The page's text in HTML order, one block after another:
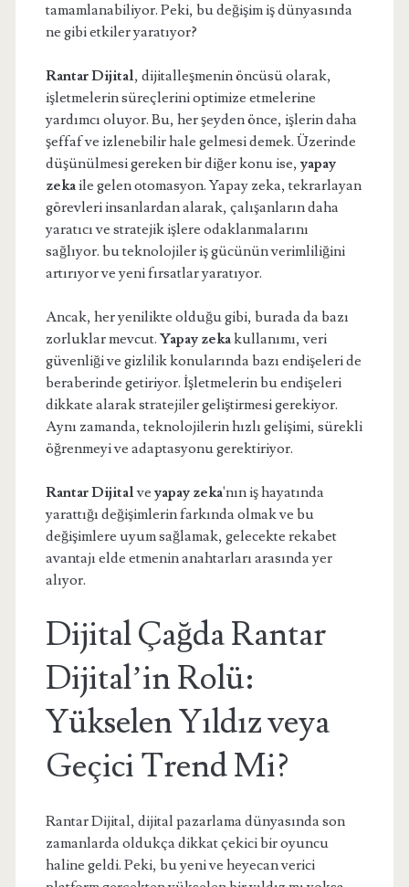
tamamlanabiliyor. Peki, bu değişim iş dünyasında
ne gibi etkiler yaratıyor?
Rantar Dijital, dijitalleşmenin öncüsü olarak,
işletmelerin süreçlerini optimize etmelerine
yardımcı oluyor. Bu, her şeyden önce, işlerin daha
şeffaf ve izlenebilir hale gelmesi demek. Üzerinde
düşünülmesi gereken bir diğer konu ise, yapay
zekaile gelen otomasyon. Yapay zeka, tekrarlayan
görevleri insanlardan alarak, çalışanların daha
yaratıcı ve stratejik işlere odaklanmalarını
sağlıyor. bu teknolojiler iş gücünün verimliliğini
artırıyor ve yeni fırsatlar yaratıyor.
Ancak, her yenilikte olduğu gibi, burada da bazı
zorluklar mevcut. Yapay zekakullanımı, veri
güvenliği ve gizlilik konularında bazı endişeleri de
beraberinde getiriyor. İşletmelerin bu endişeleri
dikkate alarak stratejiler geliştirmesi gerekiyor.
Aynı zamanda, teknolojilerin hızlı gelişimi, sürekli
öğrenmeyi ve adaptasyonu gerektiriyor.
Rantar Dijitalve yapay zeka'nın iş hayatında
yarattığı değişimlerin farkında olmak ve bu
değişimlere uyum sağlamak, gelecekte rekabet
avantajı elde etmenin anahtarları arasında yer
alıyor.
Dijital Çağda Rantar
Dijital’in Rolü:
Yükselen Yıldız veya
Geçici Trend Mi?
Rantar Dijital, dijital pazarlama dünyasında son
zamanlarda oldukça dikkat çekici bir oyuncu
haline geldi. Peki, bu yeni ve heyecan verici